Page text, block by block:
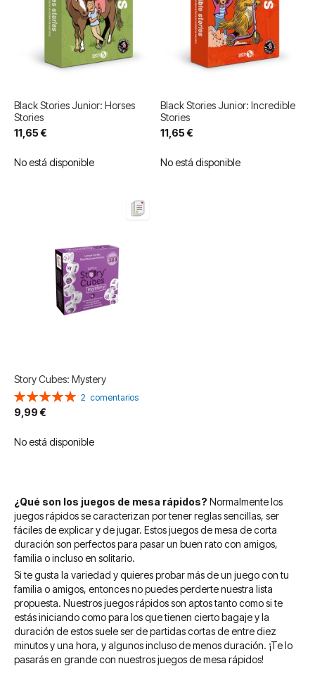
Black Stories Junior: Horses
Stories
11,65 €
No está disponible
Black Stories Junior: Incredible
Stories
11,65 €
No está disponible
Story Cubes: Mystery
Valoración:
100%
2 comentarios
9,99 €
No está disponible
¿Qué son los juegos de mesa rápidos? Normalmente los
juegos rápidos se caracterizan por tener reglas sencillas, ser
fáciles de explicar y de jugar. Estos juegos de mesa de corta
duración son perfectos para pasar un buen rato con amigos,
familia o incluso en solitario.
Si te gusta la variedad y quieres probar más de un juego con tu
familia o amigos, entonces no puedes perderte nuestra lista
propuesta. Nuestros juegos rápidos son aptos tanto como si te
estás iniciando como para los que tienen cierto bagaje y la
duración de estos suele ser de partidas cortas de entre diez
minutos y una hora, y algunos incluso de menos duración. ¡Te lo
pasarás en grande con nuestros juegos de mesa rápidos!